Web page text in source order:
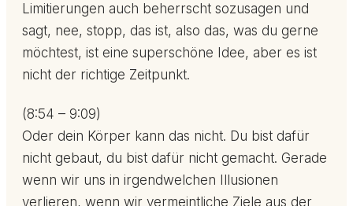
Limitierungen auch beherrscht sozusagen und
sagt, nee, stopp, das ist, also das, was du gerne
möchtest, ist eine superschöne Idee, aber es ist
nicht der richtige Zeitpunkt.
(8:54 – 9:09)
Oder dein Körper kann das nicht. Du bist dafür
nicht gebaut, du bist dafür nicht gemacht. Gerade
wenn wir uns in irgendwelchen Illusionen
verlieren, wenn wir vermeintliche Ziele aus der